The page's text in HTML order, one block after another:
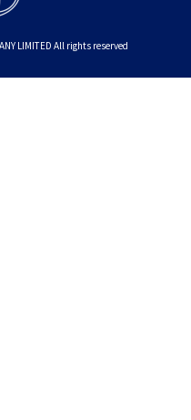
LIMITED All rights reserved